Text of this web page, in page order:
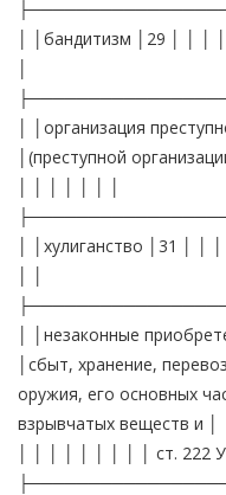
│ │бандитизм │29 │ │ │
│ │организация
│(преступной
│ │хулиганство │31 │ │
│ │незаконные
│сбыт, хранение,
оружия, его основных
взрывчатых веществ и
│ │ │ │ │ │ │ │ │ ст. 222